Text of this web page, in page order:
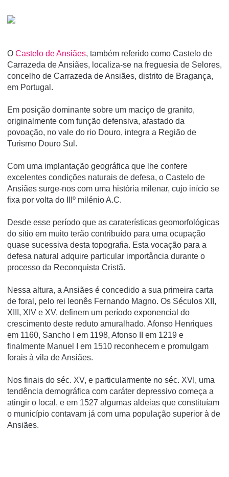
O Castelo de Ansiães, também referido como Castelo de
Carrazeda de Ansiães, localiza-se na freguesia de Selores,
concelho de Carrazeda de Ansiães, distrito de Bragança,
em Portugal.
Em posição dominante sobre um maciço de granito,
originalmente com função defensiva, afastado da
povoação, no vale do rio Douro, integra a Região de
Turismo Douro Sul.
Com uma implantação geográfica que lhe confere
excelentes condições naturais de defesa, o Castelo de
Ansiães surge-nos com uma história milenar, cujo início se
fixa por volta do IIIº milénio A.C.
Desde esse período que as caraterísticas geomorfológicas
do sítio em muito terão contribuído para uma ocupação
quase sucessiva desta topografia. Esta vocação para a
defesa natural adquire particular importância durante o
processo da Reconquista Cristã.
Nessa altura, a Ansiães é concedido a sua primeira carta
de foral, pelo rei leonês Fernando Magno. Os Séculos XII,
XIII, XIV e XV, definem um período exponencial do
crescimento deste reduto amuralhado. Afonso Henriques
em 1160, Sancho I em 1198, Afonso II em 1219 e
finalmente Manuel I em 1510 reconhecem e promulgam
forais à vila de Ansiães.
Nos finais do séc. XV, e particularmente no séc. XVI, uma
tendência demográfica com caráter depressivo começa a
atingir o local, e em 1527 algumas aldeias que constituíam
o município contavam já com uma população superior à de
Ansiães.